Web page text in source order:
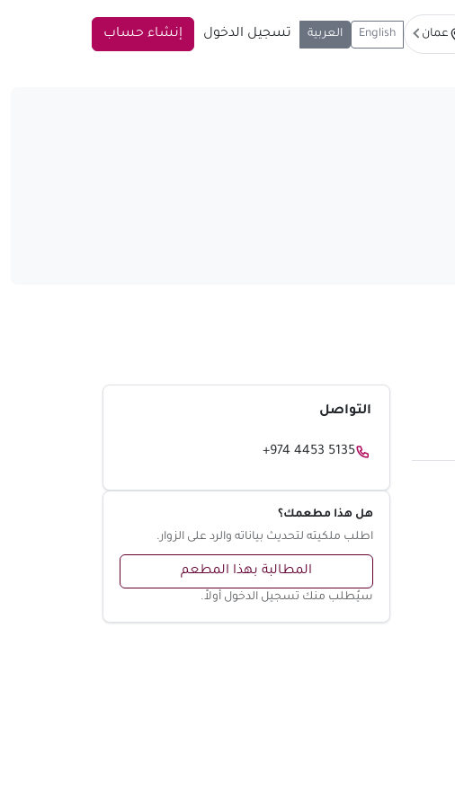
عمان English العربية تسجيل الدخول إنشاء حساب
التواصل
+974 4453 5135
هل هذا مطعمك؟
اطلب ملكيته لتحديث بياناته والرد على الزوار.
المطالبة بهذا المطعم
سيُطلب منك تسجيل الدخول أولاً.